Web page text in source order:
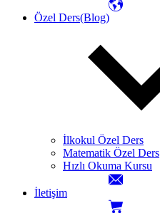
Özel Ders(Blog)
İlkokul Özel Ders
Matematik Özel Ders
Hızlı Okuma Kursu
İletişim